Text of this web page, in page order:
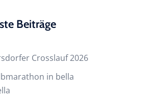
Beiträge
Crosslauf 2026
in bella